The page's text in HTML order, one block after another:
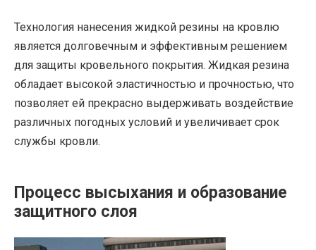
Технология нанесения жидкой резины на кровлю
является долговечным и эффективным решением
для защиты кровельного покрытия. Жидкая резина
обладает высокой эластичностью и прочностью, что
позволяет ей прекрасно выдерживать воздействие
различных погодных условий и увеличивает срок
службы кровли.
Процесс высыхания и образование
защитного слоя